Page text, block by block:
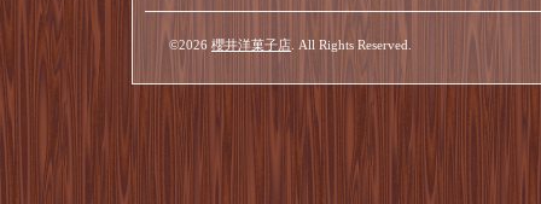
©2026 櫻井洋菓子店 . All Rights Reserved.